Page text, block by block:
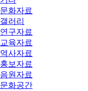
문화자료
갤러리
연구자료
교육자료
역사자료
홍보자료
음원자료
문화공간